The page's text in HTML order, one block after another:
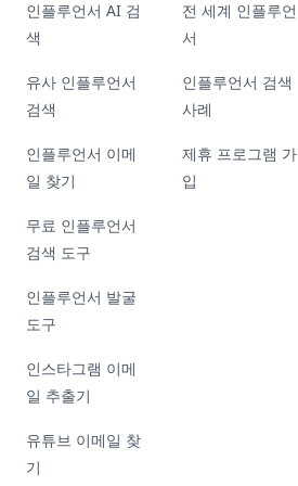
인플루언서 AI 검
색
유사 인플루언서
검색
인플루언서 이메
일 찾기
무료 인플루언서
검색 도구
인플루언서 발굴
도구
인스타그램 이메
일 추출기
유튜브 이메일 찾
기
전 세계 인플루언
서
인플루언서 검색
사례
제휴 프로그램 가
입